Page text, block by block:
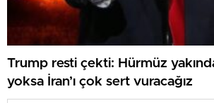
Trump resti çekti: Hürmüz
yoksa İran’ı çok sert vuracağız